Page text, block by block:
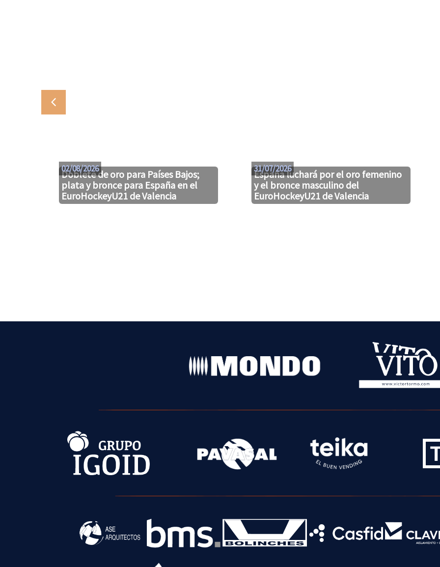
Doblete de oro para Países Bajos;
plata y bronce para España en el
EuroHockeyU21 de Valencia
02/08/2026
España luchará por el oro femenino
y el bronce masculino del
EuroHockeyU21 de Valencia
31/07/2026